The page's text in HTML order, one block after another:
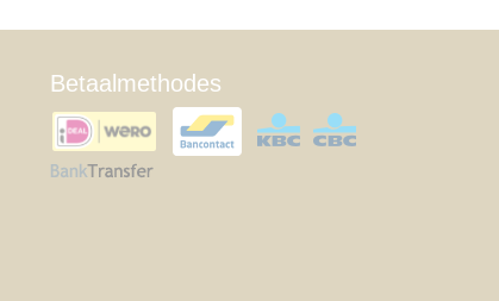
Betaalmethodes